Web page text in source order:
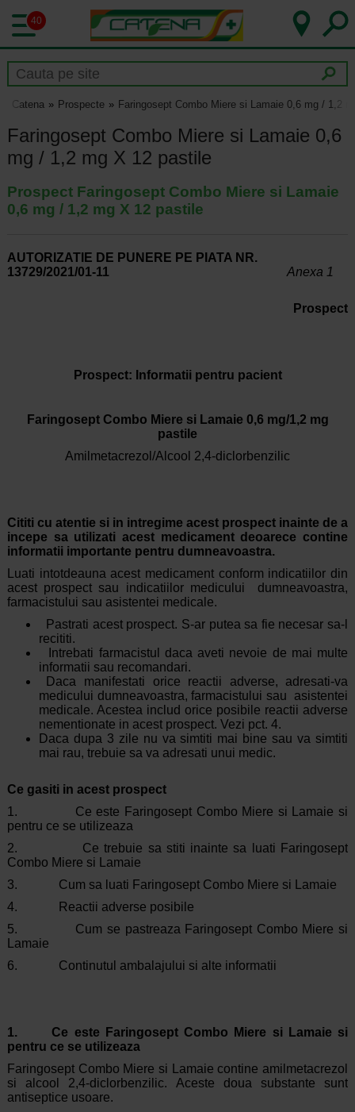
40
Catena Prospecte Faringosept Combo Miere si Lamaie 0,6 mg / 1,2
Faringosept Combo Miere si Lamaie 0,6
mg / 1,2 mg X 12 pastile
Prospect Faringosept Combo Miere si Lamaie
0,6 mg / 1,2 mg X 12 pastile
AUTORIZATIE DE PUNERE PE PIATA NR.
13729/2021/01-11 Anexa 1
Prospect
Prospect: Informatii pentru pacient
Faringosept Combo Miere si Lamaie 0,6 mg/1,2 mg
pastile
Amilmetacrezol/Alcool 2,4-diclorbenzilic
Cititi cu atentie si in intregime acest prospect inainte de a
incepe sa utilizati acest medicament deoarece contine
informatii importante pentru dumneavoastra.
Luati intotdeauna acest medicament conform indicatiilor din
acest prospect sau indicatiilor medicului dumneavoastra,
farmacistului sau asistentei medicale.
Pastrati acest prospect. S-ar putea sa fie necesar sa-l
recititi.
Intrebati farmacistul daca aveti nevoie de mai multe
informatii sau recomandari.
Daca manifestati orice reactii adverse, adresati-va
medicului dumneavoastra, farmacistului sau asistentei
medicale. Acestea includ orice posibile reactii adverse
nementionate in acest prospect. Vezi pct. 4.
Daca dupa 3 zile nu va simtiti mai bine sau va simtiti
mai rau, trebuie sa va adresati unui medic.
Ce gasiti in acest prospect
1. Ce este Faringosept Combo Miere si Lamaie si
pentru ce se utilizeaza
2. Ce trebuie sa stiti inainte sa luati Faringosept
Combo Miere si Lamaie
3. Cum sa luati Faringosept Combo Miere si Lamaie
4. Reactii adverse posibile
5. Cum se pastreaza Faringosept Combo Miere si
Lamaie
6. Continutul ambalajului si alte informatii
1. Ce este Faringosept Combo Miere si Lamaie si
pentru ce se utilizeaza
Faringosept Combo Miere si Lamaie contine amilmetacrezol
si alcool 2,4-diclorbenzilic. Aceste doua substante sunt
antiseptice usoare.